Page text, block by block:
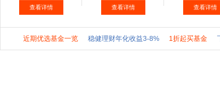
查看详情 查看详情 查看详情
近期优选基金一览 稳健理财年化收益3-8% 1折起买基金